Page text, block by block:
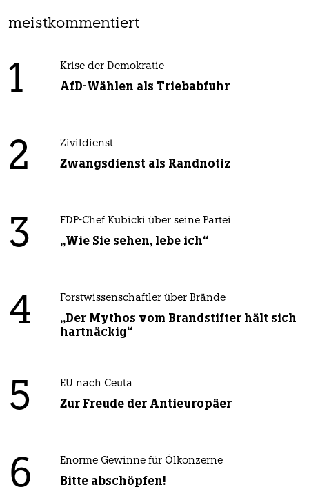
meistkommentiert
1 Krise der Demokratie
AfD-Wählen als Triebabfuhr
2 Zivildienst
Zwangsdienst als Randnotiz
3 FDP-Chef Kubicki über seine Partei
„Wie Sie sehen, lebe ich“
4 Forstwissenschaftler über Brände
„Der Mythos vom Brandstifter hält sich
hartnäckig“
5 EU nach Ceuta
Zur Freude der Antieuropäer
6 Enorme Gewinne für Ölkonzerne
Bitte abschöpfen!